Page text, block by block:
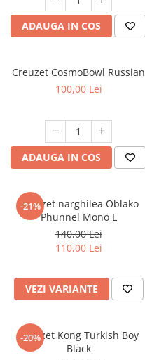
ADAUGA IN COS
Creuzet CosmoBowl Russian
100,00 Lei
ADAUGA IN COS
-21%
Creuzet narghilea Oblako
Phunnel Mono L
140,00 Lei
110,00 Lei
VEZI VARIANTE
-20%
Creuzet Kong Turkish Boy
Black